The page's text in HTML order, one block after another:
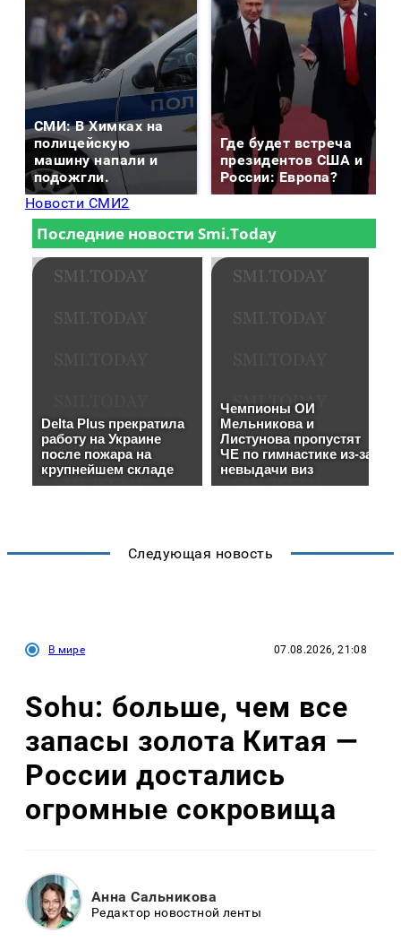
СМИ: В Химках на
полицейскую
машину напали и
подожгли.
Где будет встреча
президентов США и
России: Европа?
Новости СМИ2
Следующая новость
В мире 07.08.2026, 21:08
Sohu: больше, чем все
запасы золота Китая —
России достались
огромные сокровища
Анна Сальникова
Редактор новостной ленты